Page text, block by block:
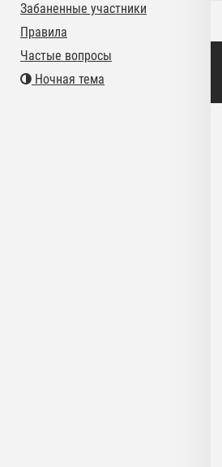
Забаненные участники
Правила
Частые вопросы
Ночная тема